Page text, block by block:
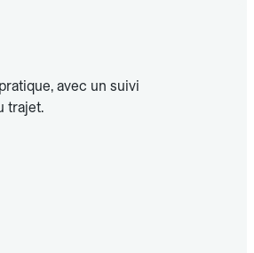
avec un suivi
trajet.